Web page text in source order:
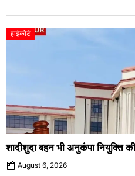
हाईकोर्ट
शादीशुदा बहन भी अनुकंपा नियुक्ति
August 6, 2026